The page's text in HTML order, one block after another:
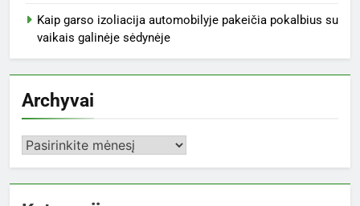
Kaip garso izoliacija automobilyje pakeičia pokalbius su
vaikais galinėje sėdynėje
Archyvai
Archyvai